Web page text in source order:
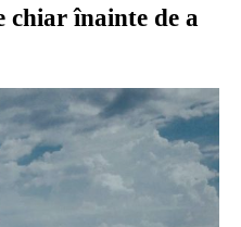
chiar înainte de a